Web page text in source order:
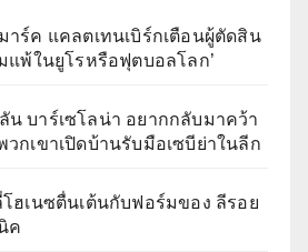
าร์ค แคลตเทนเบิร์กเตือนผู้ตัดสิน
แพ้ในยูโรหรือฟุตบอลโลก’
บาร์เซโลน่า อยากกลับมาคว้า
กเขาเปิดบ้านรับมือเซบีย่าในลีก
ฮเนซตื่นเต้นกับฟอร์มของ ลีรอย
ค